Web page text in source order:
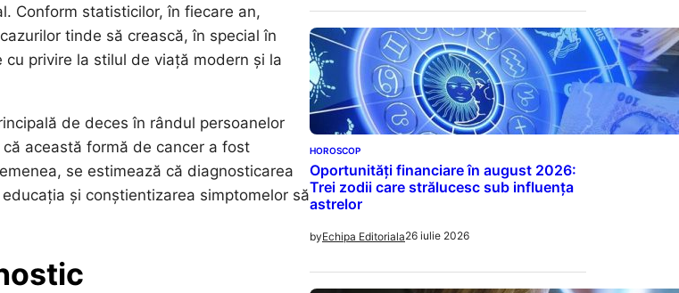
Conform statisticilor, în fiecare an,
tinde să crească, în special în
privire la stilul de viață modern și la
de deces în rândul persoanelor
această formă de cancer a fost
se estimează că diagnosticarea
și conștientizarea simptomelor să
HOROSCOP
Oportunități financiare în august 2026:
Trei zodii care strălucesc sub influența
astrelor
byEchipa Editoriala26 iulie 2026